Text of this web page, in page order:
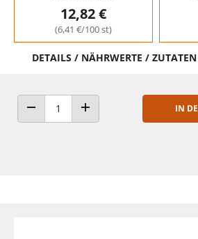
12,82 €
(6,41 €/100 st)
DETAILS / NÄHRWERTE /
ANZAHL VERRINGERNANZAHL ERHÖHEN
IN